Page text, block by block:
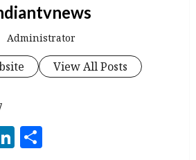
Administrator
View All Posts
LinkedIn